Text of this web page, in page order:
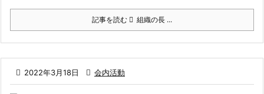
記事を読む 組織の長 ...
 2022年3月18日  会内活動